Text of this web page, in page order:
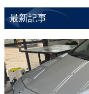
最新記事